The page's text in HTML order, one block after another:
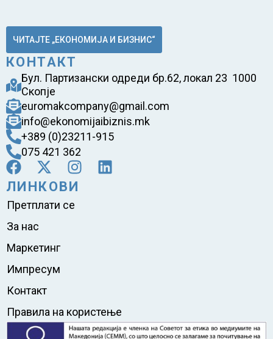
ЧИТАЈТЕ „ЕКОНОМИЈА И БИЗНИС“
КОНТАКТ
Бул. Партизански одреди бр.62, локал 23 1000
Скопје
euromakcompany@gmail.com
info@ekonomijaibiznis.mk
+389 (0)23211-915
075 421 362
ЛИНКОВИ
Претплати се
За нас
Маркетинг
Импресум
Контакт
Правила на користење